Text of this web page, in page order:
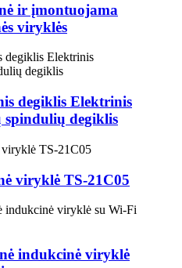
ir įmontuojama
viryklės
degiklis Elektrinis
degiklis
viryklė TS-21C05
indukcinė viryklė